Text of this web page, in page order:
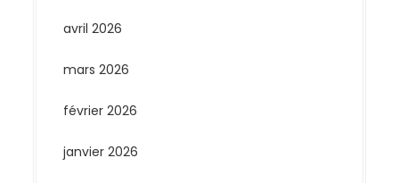
avril 2026
mars 2026
février 2026
janvier 2026